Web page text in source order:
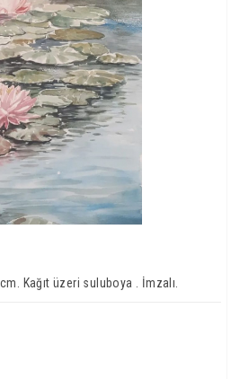
Kağıt üzeri suluboya . İmzalı.